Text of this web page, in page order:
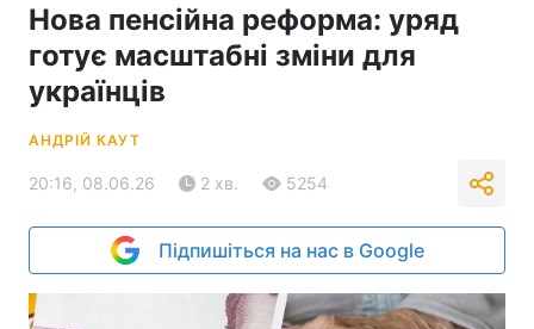
Нова пенсійна реформа: уряд
готує масштабні зміни для
українців
АНДРІЙ КАУТ
20:16, 08.06.26 2 хв. 5254
Підпишіться на нас в Google